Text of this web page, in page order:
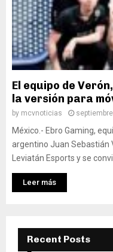
El equipo de
la versión para
by mcvnoticias
México.- Ebro Gaming,
argentino Juan Sebastián
Leviatán Esports y se
Leer más
Recent Posts